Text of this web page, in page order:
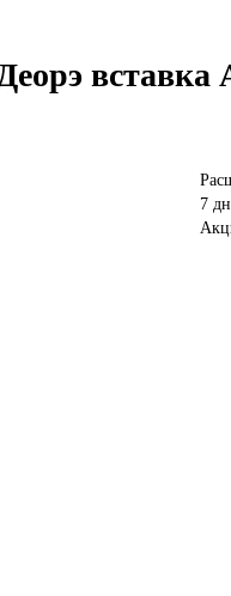
вставка
7